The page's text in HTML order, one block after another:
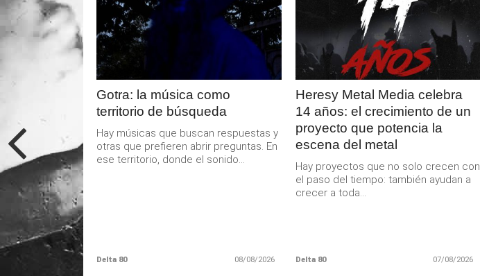
LEER
Gotra: la música como
territorio de búsqueda
Hay músicas que buscan respuestas y
otras que prefieren abrir preguntas. En
ese territorio, donde el sonido...
Delta 80 08/08/2026
LEER
MAS
Heresy Metal Media celebra
14 años: el crecimiento de un
proyecto que potencia la
escena del metal
Hay proyectos que no solo crecen con
el paso del tiempo: también ayudan a
crecer a toda...
Delta 80 07/08/2026